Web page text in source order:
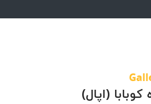
کوبابا (اپال)